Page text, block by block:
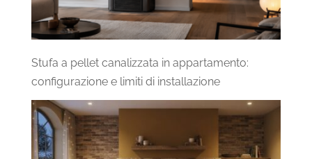
Stufa a pellet canalizzata in appartamento:
configurazione e limiti di installazione